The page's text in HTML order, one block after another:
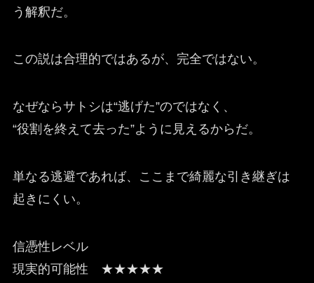
う解釈だ。
この説は合理的ではあるが、完全ではない。
なぜならサトシは“逃げた”のではなく、
“役割を終えて去った”ように見えるからだ。
単なる逃避であれば、ここまで綺麗な引き継ぎは
起きにくい。
信憑性レベル
現実的可能性 ★★★★★